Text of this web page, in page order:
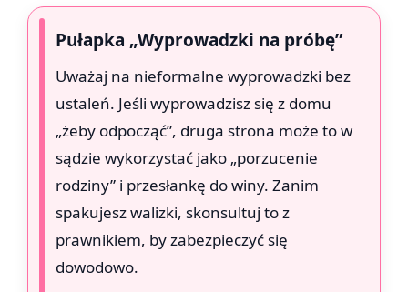
Pułapka „Wyprowadzki na próbę”
Uważaj na nieformalne wyprowadzki bez
ustaleń. Jeśli wyprowadzisz się z domu
„żeby odpocząć”, druga strona może to w
sądzie wykorzystać jako „porzucenie
rodziny” i przesłankę do winy. Zanim
spakujesz walizki, skonsultuj to z
prawnikiem, by zabezpieczyć się
dowodowo.